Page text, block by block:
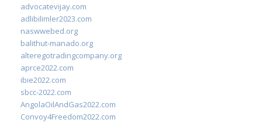
advocatevijay.com
adlibilimler2023.com
naswwebed.org
balithut-manado.org
alteregotradingcompany.org
aprce2022.com
ibie2022.com
sbcc-2022.com
AngolaOilAndGas2022.com
Convoy4Freedom2022.com